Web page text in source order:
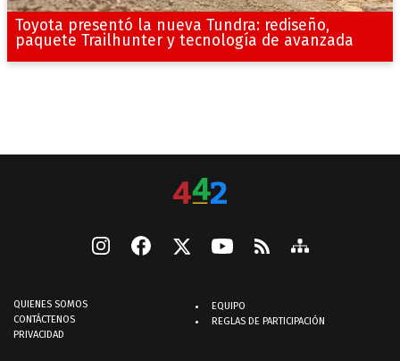
Toyota presentó la nueva Tundra: rediseño,
paquete Trailhunter y tecnología de avanzada
QUIENES SOMOS
CONTÁCTENOS
PRIVACIDAD
EQUIPO
REGLAS DE PARTICIPACIÓN